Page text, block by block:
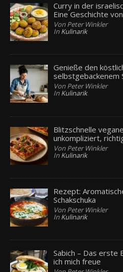
Curry in der
Eine Geschichte
Von Peter Winkler
In Kulinarik
Genieße den
Von Peter Winkler
In Kulinarik
Blitzschnelle
unkompliziert,
Von Peter Winkler
In Kulinarik
Rezept:
Schakschuka
Von Peter Winkler
In Kulinarik
Sabich – Das erste
ich mich freue